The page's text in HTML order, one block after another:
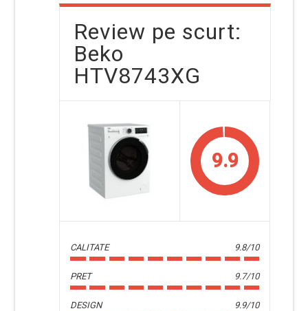
Review pe scurt:
Beko
HTV8743XG
9.9
CALITATE 9.8/10
PRET 9.7/10
DESIGN 9.9/10